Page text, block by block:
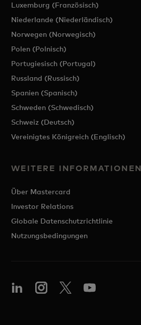
Luxemburg (Französisch)
Niederlande (Niederländisch)
Norwegen (Norwegisch)
Polen (Polnisch)
Portugiesisch (Portugal)
Russland (Russisch)
Spanien (Spanisch)
Schweden (Schwedisch)
Schweiz (Deutsch)
Vereinigtes Königreich (Englisch)
WEITERE INFORMATIONEN
Über Mastercard
Investor Relations
Globale Datenschutzrichtlinie
Nutzungsbedingungen